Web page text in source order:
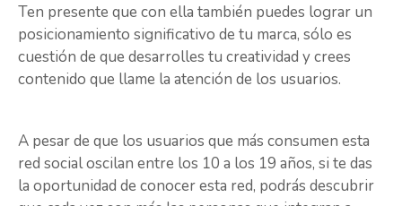
Ten presente que con ella también puedes lograr un
posicionamiento significativo de tu marca, sólo es
cuestión de que desarrolles tu creatividad y crees
contenido que llame la atención de los usuarios.
A pesar de que los usuarios que más consumen esta
red social oscilan entre los 10 a los 19 años, si te das
la oportunidad de conocer esta red, podrás descubrir